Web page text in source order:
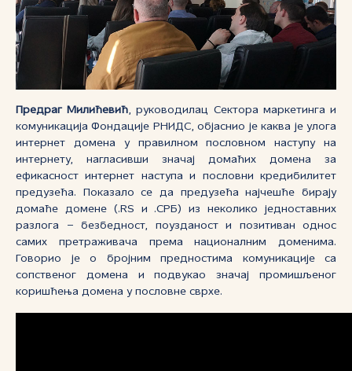
Предраг Милићевић, руководилац Сектора маркетинга и
комуникација Фондације РНИДС, објаснио је каква је улога
интернет домена у правилном пословном наступу на
интернету, нагласивши значај домаћих домена за
ефикасност интернет наступа и пословни кредибилитет
предузећа. Показало се да предузећа најчешће бирају
домаће домене (.RS и .СРБ) из неколико једноставних
разлога – безбедност, поузданост и позитиван однос
самих претраживача према националним доменима.
Говорио је о бројним предностима комуникације са
сопственог домена и подвукао значај промишљеног
коришћења домена у пословне сврхе.